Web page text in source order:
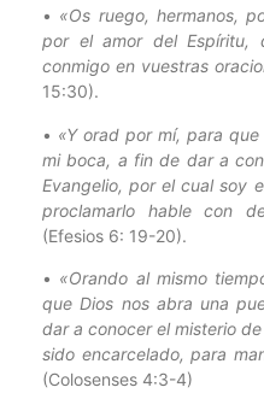
• «Os ruego, hermanos,
por el amor del Espíritu,
conmigo en vuestras
15:30).
• «Y orad por mí, para
mi boca, a fin de dar a
Evangelio, por el cual soy
proclamarlo hable con
(Efesios 6: 19-20).
• «Orando al mismo
que Dios nos abra una
dar a conocer el misterio
sido encarcelado, para
(Colosenses 4:3-4)